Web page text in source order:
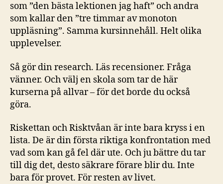
som ”den bästa lektionen jag haft” och andra
som kallar den ”tre timmar av monoton
uppläsning”. Samma kursinnehåll. Helt olika
upplevelser.
Så gör din research. Läs recensioner. Fråga
vänner. Och välj en skola som tar de här
kurserna på allvar – för det borde du också
göra.
Riskettan och Risktvåan är inte bara kryss i en
lista. De är din första riktiga konfrontation med
vad som kan gå fel där ute. Och ju bättre du tar
till dig det, desto säkrare förare blir du. Inte
bara för provet. För resten av livet.